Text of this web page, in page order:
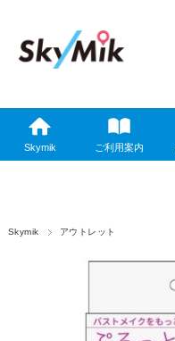
Skymik ご利用案内
Skymik アウトレット